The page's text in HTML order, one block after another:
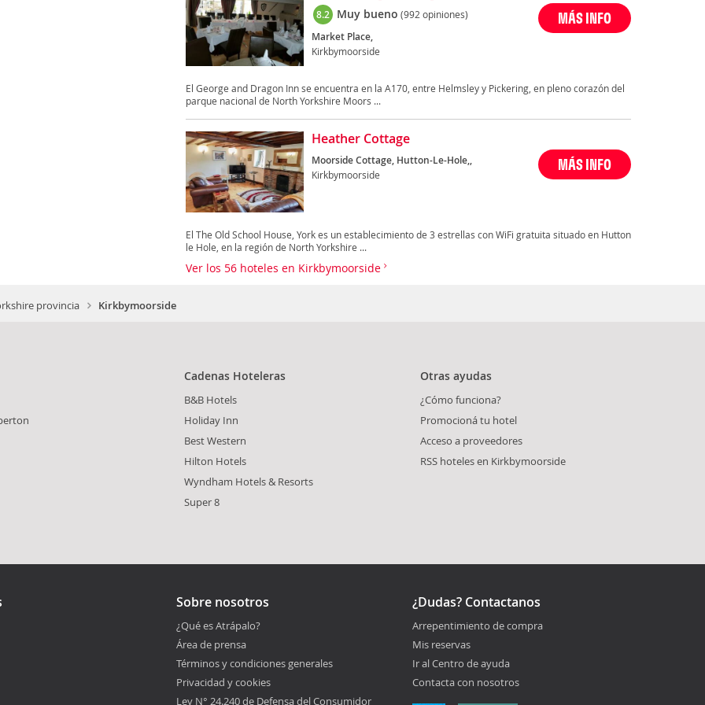
8.2 Muy bueno (992 opiniones)
Market Place,
Kirkbymoorside
MÁS INFO
El George and Dragon Inn se encuentra en la A170, entre Helmsley y Pickering, en pleno corazón del
parque nacional de North Yorkshire Moors ...
Heather Cottage
Moorside Cottage, Hutton-Le-Hole,,
Kirkbymoorside
MÁS INFO
El The Old School House, York es un establecimiento de 3 estrellas con WiFi gratuita situado en Hutton
le Hole, en la región de North Yorkshire ...
Ver los 56 hoteles en Kirkbymoorside
provincia Kirkbymoorside
Cadenas Hoteleras
B&B Hotels
Holiday Inn
Best Western
Hilton Hotels
Wyndham Hotels & Resorts
Super 8
Otras ayudas
¿Cómo funciona?
Promocioná tu hotel
Acceso a proveedores
RSS hoteles en Kirkbymoorside
Sobre nosotros
¿Qué es Atrápalo?
Área de prensa
Términos y condiciones generales
Privacidad y cookies
Ley N° 24.240 de Defensa del Consumidor
¿Dudas? Contactanos
Arrepentimiento de compra
Mis reservas
Ir al Centro de ayuda
Contacta con nosotros